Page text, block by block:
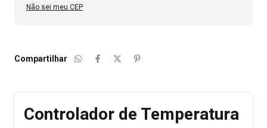
Não sei meu CEP
Compartilhar
Controlador de Temperatura